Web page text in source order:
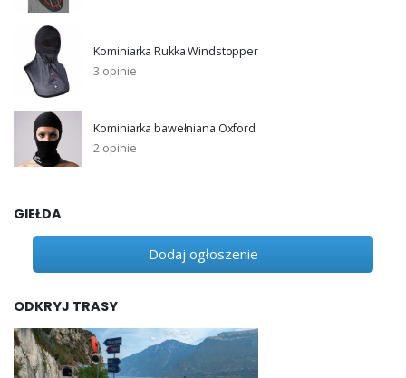
Kominiarka Rukka Windstopper
3 opinie
Kominiarka bawełniana Oxford
2 opinie
GIEŁDA
Dodaj ogłoszenie
ODKRYJ TRASY